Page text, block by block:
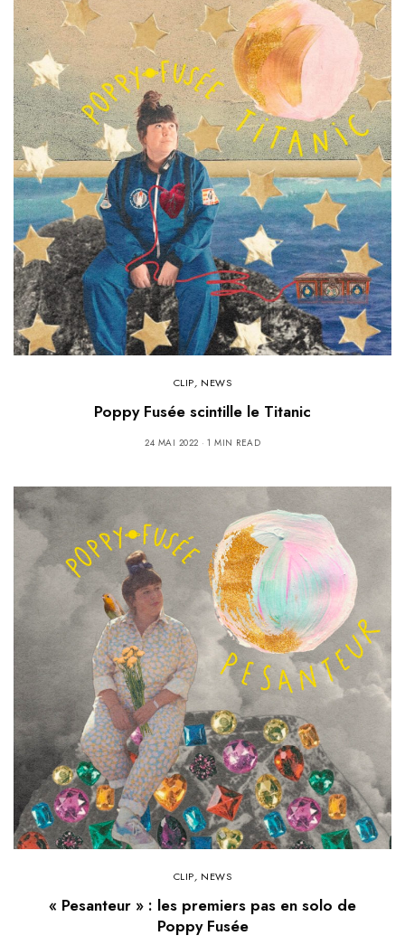
CLIP, NEWS
Poppy Fusée scintille le Titanic
24 MAI 2022 1 MIN READ
CLIP, NEWS
« Pesanteur » : les premiers pas en solo de
Poppy Fusée